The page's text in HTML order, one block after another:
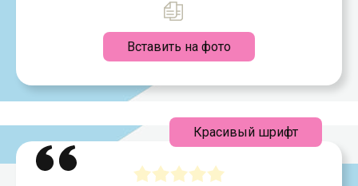
Вставить на фото
Красивый шрифт